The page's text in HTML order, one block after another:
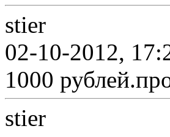
stier
02-10-2012,
1000
stier